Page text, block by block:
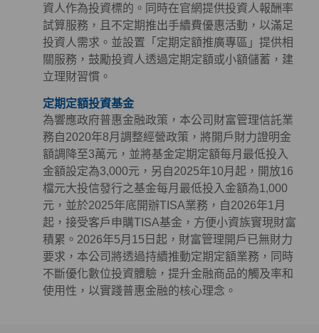
資人作為投資標的。同時在官網提供投資人報酬率
試算服務，且不定期推出手續費優惠活動，以滿足
投資人需求。並設置「定期定額推廣專區」提供相
關服務，鼓勵投資人透過定期定額或小額儲蓄，建
立理財習慣。
定期定額投資基金
為響應政府普惠金融政策，本公司財富管理信託業
務自2020年8月調整經營政策，將開戶財力證明金
額調降至3萬元，並將基金定期定額每月最低投入
金額設定為3,000元，另自2025年10月起，開放16
檔元大投信發行之基金每月最低投入金額為1,000
元，並於2025年底開辦TISA業務，自2026年1月
起，接受客戶申購TISA基金，方便小資族實現財富
積累。2026年5月15日起，財富管理開戶已無財力
要求，本公司將透過持續推動定期定額業務，同時
不斷優化數位投資體驗，提升金融商品的觸及率和
使用性，以實踐普惠金融的核心理念。